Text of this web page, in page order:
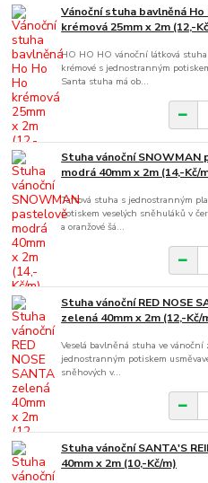
Vánoční stuha bavlněná Ho
krémová 25mm x 2m (12,-
HO HO HO vánoční látková stuha
krémové s jednostranným
Santa stuha má ob...
Stuha vánoční SNOWMAN
modrá 40mm x 2m (14,-Kč/
Taftová stuha s jednostranným
potiskem veselých sněhuláků v
a oranžové šá...
Stuha vánoční RED NOSE
zelená 40mm x 2m (12,-Kč/
Veselá bavlněná stuha ve vánoční
jednostranným potiskem
sněhových v...
Stuha vánoční SANTA'S
40mm x 2m (10,-Kč/m)